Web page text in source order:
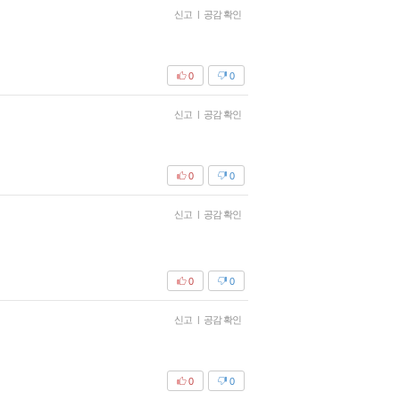
신고 | 공감 확인
0
0
신고 | 공감 확인
0
0
신고 | 공감 확인
0
0
신고 | 공감 확인
0
0